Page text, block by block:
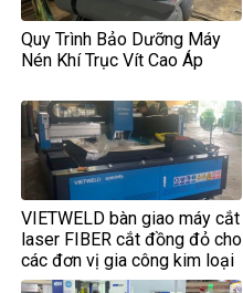
Quy Trình Bảo Dưỡng Máy
Nén Khí Trục Vít Cao Áp
VIETWELD bàn giao máy cắt
laser FIBER cắt đồng đỏ cho
các đơn vị gia công kim loại
tấm.